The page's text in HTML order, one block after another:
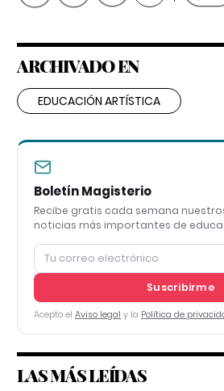
ARCHIVADO EN
EDUCACIÓN ARTÍSTICA
Boletín Magisterio
Recibe gratis cada semana
noticias más importantes de
Suscribirme
Acepto el Aviso legal y la Política de
LAS MÁS LEÍDAS